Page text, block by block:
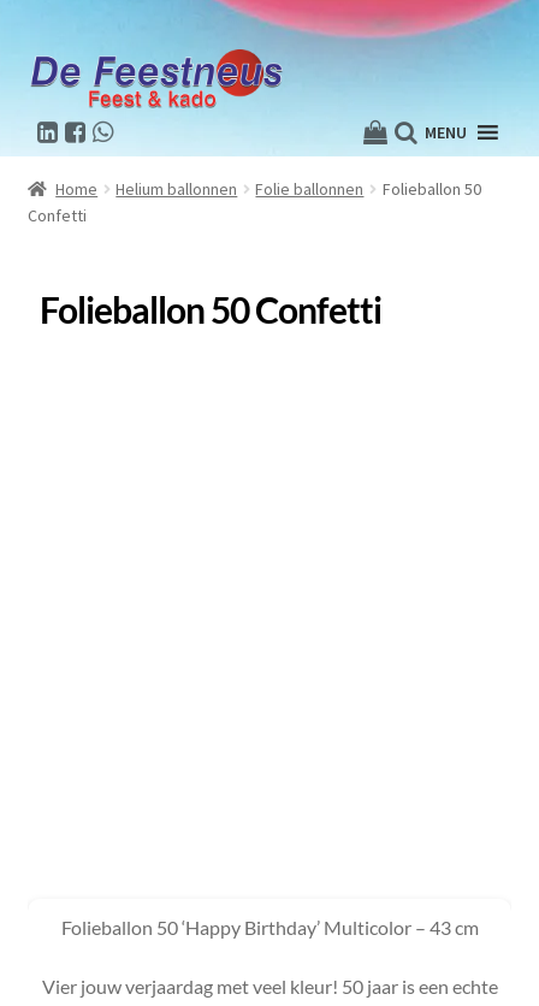
MENU
Home Helium ballonnen Folie ballonnen
Folieballon 50
Confetti
Folieballon 50 Confetti
Folieballon 50 ‘Happy Birthday’ Multicolor – 43 cm
Vier jouw verjaardag met veel kleur! 50 jaar is een echte